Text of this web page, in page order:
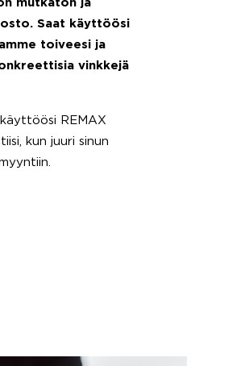
mutkaton ja
Saat käyttöösi
toiveesi ja
vinkkejä
REMAX
kun juuri sinun